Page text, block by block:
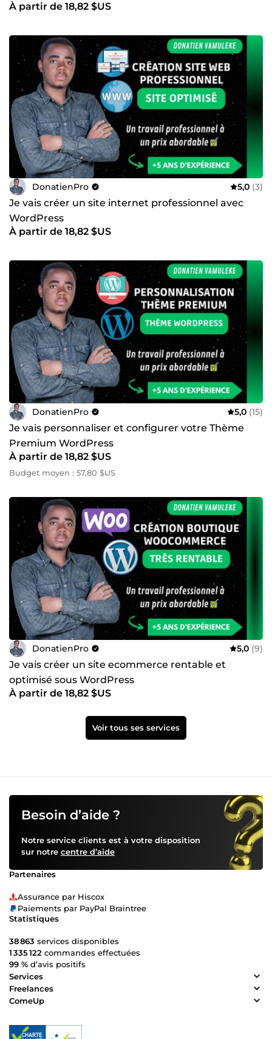
À partir de 18,82 $US
DonatienPro 5,0 (3)
Je vais créer un site internet professionnel avec
WordPress
À partir de 18,82 $US
DonatienPro 5,0 (15)
Je vais personnaliser et configurer votre Thème
Premium WordPress
À partir de 18,82 $US
Budget moyen : 57,80 $US
DonatienPro 5,0 (9)
Je vais créer un site ecommerce rentable et
optimisé sous WordPress
À partir de 18,82 $US
Voir tous ses services
Besoin d’aide ?
Notre service clients est à votre disposition
sur notre centre d’aide
Partenaires
Assurance par Hiscox
Paiements par PayPal Braintree
Statistiques
38 863 services disponibles
1 335 122 commandes effectuées
99 % d’avis positifs
Services
Freelances
ComeUp